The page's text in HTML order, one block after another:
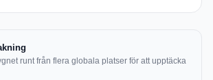
runt från flera globala platser för att upptäcka